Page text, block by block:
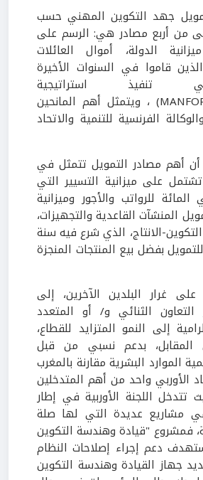
جهد التكوين المهني حسب
من أربع مصادر هي: الرسم على
الدولة، أموال العائلات
قاموا في السنوات الأخيرة
تنفيذ استراتيجية
(MANFORME) ، ويتمثل أهم المانحين
الفرنسية للتنمية والاتحاد
أن أهم مصادر التمويل تتمثل في
تشتمل على ميزانية التسيير التي
88 في المائة للرواتب والأجور وميزانية
المنشآت القاعدية والتجهيزات،
الانتاج، الذي شرع فيه سنة
للتمويل بفضل بيع المنتجات المنجزة
غرار البلدين الآخرين، إلى
التعاون الثنائي و/ أو المتعدد
إلى النمو المتزايد للقطاع،
المقابل، بدعم نسبي من قبل
الموارد البشرية مقارنة بالمغرب
الأوربي واحد من أهم المتدخلين
تتدخل اللجنة الأوربية في إطار
ميدا 1، و2 في مشاريع عديدة التي لها صلة
فمشروع "قيادة وهندسة التكوين
دعم إجراء إصلاحات النظام
جهاز القيادة وهندسة التكوين